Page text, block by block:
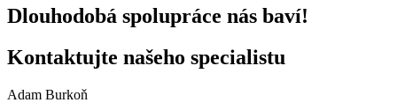
Dlouhodobá spolupráce nás baví!
Kontaktujte našeho specialistu
Adam Burkoň